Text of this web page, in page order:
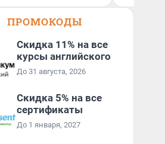
ПРОМОКОДЫ
Скидка 11% на все
курсы английского
До 31 августа, 2026
Скидка 5% на все
сертификаты
До 1 января, 2027